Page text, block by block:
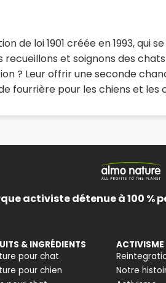
de loi 1901 créée en 1993,
recueillons et soignons des
? Leur offrir une seconde
fourrière pour les chiens et les
activiste détenue à 100 %
& INGRÉDIENTS
pour chat
pour chien
ACTIVISME
Notre